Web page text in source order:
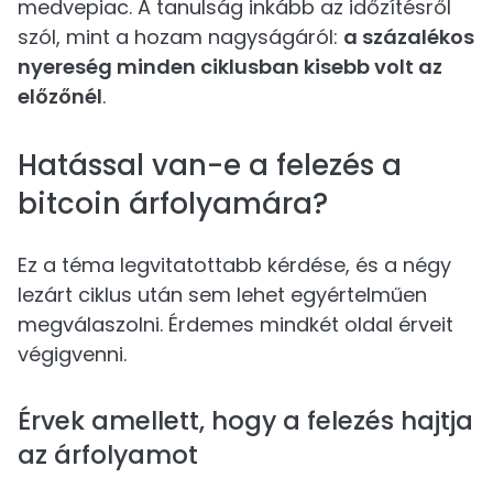
medvepiac. A tanulság inkább az időzítésről
szól, mint a hozam nagyságáról: a százalékos
nyereség minden ciklusban kisebb volt az
előzőnél.
Hatással van-e a felezés a
bitcoin árfolyamára?
Ez a téma legvitatottabb kérdése, és a négy
lezárt ciklus után sem lehet egyértelműen
megválaszolni. Érdemes mindkét oldal érveit
végigvenni.
Érvek amellett, hogy a felezés hajtja
az árfolyamot